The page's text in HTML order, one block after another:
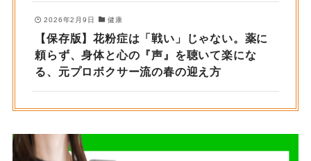
2026年2月9日 健康
【保存版】花粉症は「戦い」じゃない。薬に
頼らず、身体と心の『声』を聴いて楽にな
る、元プロボクサー流の春の迎え方